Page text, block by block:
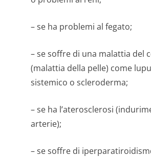
– se ha problemi al fegato;
– se soffre di una malattia del
(malattia della pelle) come
sistemico o scleroderma;
– se ha l’aterosclerosi
arterie);
– se soffre di